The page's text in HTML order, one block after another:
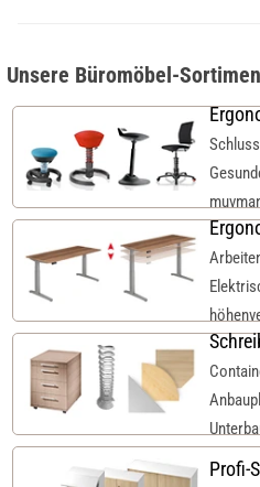
Unsere Büromöbel-
Profi-